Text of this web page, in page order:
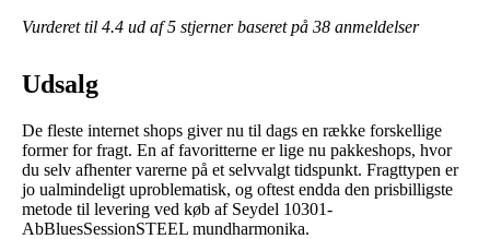
Vurderet til 4.4 ud af 5 stjerner baseret på 38 anmeldelser
Udsalg
De fleste internet shops giver nu til dags en række forskellige
former for fragt. En af favoritterne er lige nu pakkeshops, hvor
du selv afhenter varerne på et selvvalgt tidspunkt. Fragttypen er
jo ualmindeligt uproblematisk, og oftest endda den prisbilligste
metode til levering ved køb af Seydel 10301-
AbBluesSessionSTEEL mundharmonika.